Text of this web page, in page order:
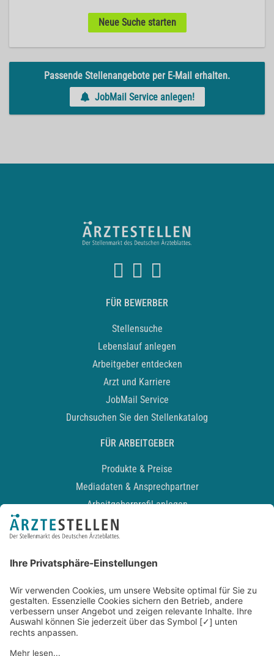
Neue Suche starten
Passende Stellenangebote per E-Mail erhalten.
JobMail Service anlegen!
FÜR BEWERBER
Stellensuche
Lebenslauf anlegen
Arbeitgeber entdecken
Arzt und Karriere
JobMail Service
Durchsuchen Sie den Stellenkatalog
FÜR ARBEITGEBER
Produkte & Preise
Mediadaten & Ansprechpartner
Arbeitgeberprofil anlegen
Recruiting-Podcast
Kontakt
Datenschutz
Newsletter